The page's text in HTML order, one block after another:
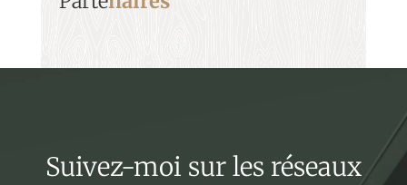
Suivez-moi sur les réseaux